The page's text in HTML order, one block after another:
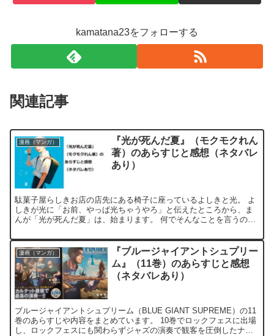
kamatana23をフォローする
関連記事
漫画（マンガ）
『光が死んだ夏』（モクモクれん
著）のあらすじと感想（ネタバレ
あり）
駄菓子屋らしきお店の店先にある椅子に座っているよしきと光。 よ
しきが光に「お前、やっぱ光ちゃうやろ」と伝えたところから、ま
んが「光が死んだ夏」は、始まります。 何でそんなことを言うの？
漫画（マンガ）
『ブルージャイアントシュプリー
ム』（11巻）のあらすじと感想
（ネタバレあり）
ブルージャイアントシュプリーム（BLUE GIANT SUPREME）の11
巻のあらすじや内容をまとめています。 10巻でロックフェスに出場
し、ロックフェスにも関わらずジャズの演奏で観客を圧倒したナン